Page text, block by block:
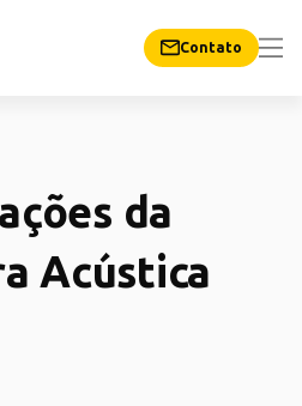
Contato
da
Acústica